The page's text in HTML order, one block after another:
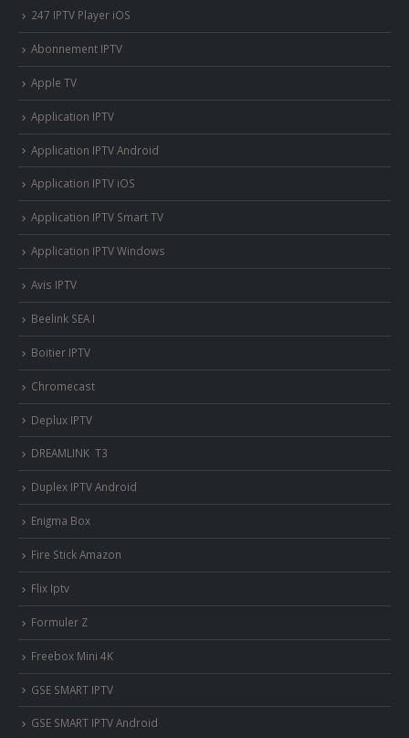
247 IPTV Player iOS
Abonnement IPTV
Apple TV
Application IPTV
Application IPTV Android
Application IPTV iOS
Application IPTV Smart TV
Application IPTV Windows
Avis IPTV
Beelink SEA I
Boitier IPTV
Chromecast
Deplux IPTV
DREAMLINK T3
Duplex IPTV Android
Enigma Box
Fire Stick Amazon
Flix Iptv
Formuler Z
Freebox Mini 4K
‎GSE SMART IPTV
GSE SMART IPTV Android